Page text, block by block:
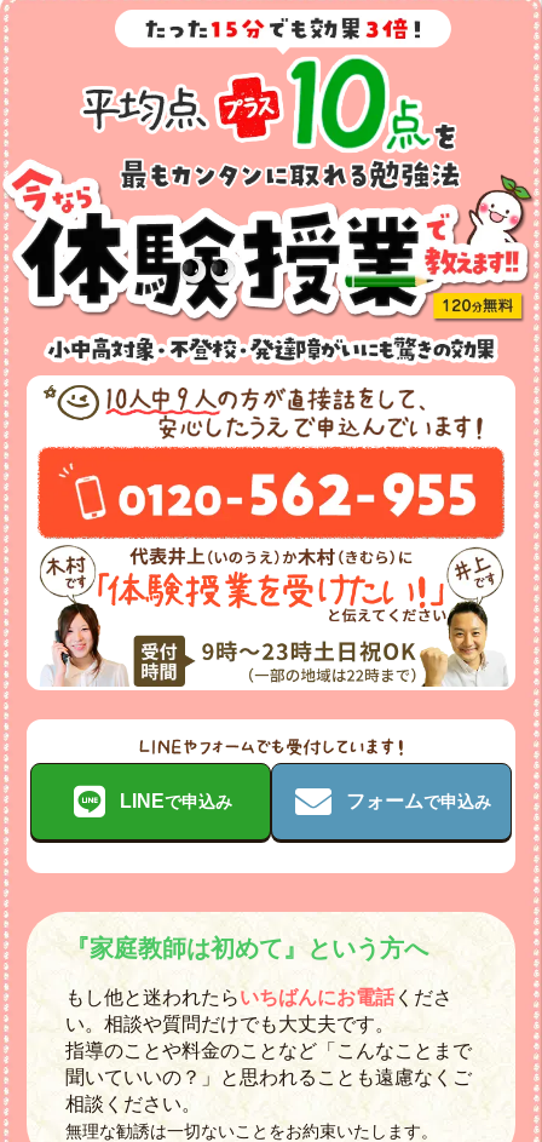
LINEで申込み フォームで申込み
『家庭教師は初めて』という方へ
もし他と迷われたらいちばんにお電話くださ
い。相談や質問だけでも大丈夫です。
指導のことや料金のことなど「こんなことまで
聞いていいの？」と思われることも遠慮なくご
相談ください。
無理な勧誘は一切ないことをお約束いたします。